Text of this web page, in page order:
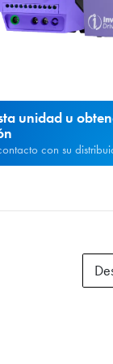
unidad u
con su